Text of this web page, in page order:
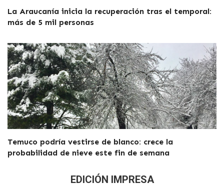
La Araucanía inicia la recuperación tras el temporal:
más de 5 mil personas
Temuco podría vestirse de blanco: crece la
probabilidad de nieve este fin de semana
EDICIÓN IMPRESA